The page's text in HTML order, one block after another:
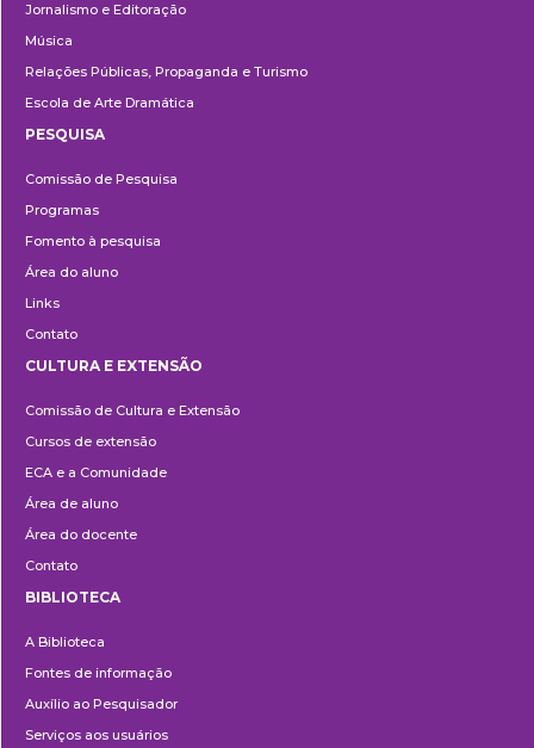
Jornalismo e Editoração
Música
Relações Públicas, Propaganda e Turismo
Escola de Arte Dramática
PESQUISA
Comissão de Pesquisa
Programas
Fomento à pesquisa
Área do aluno
Links
Contato
e
Extensão
CULTURA E EXTENSÃO
Comissão de Cultura e Extensão
Cursos de extensão
ECA e a Comunidade
Área de aluno
Área do docente
Contato
BIBLIOTECA
A Biblioteca
Fontes de informação
Auxílio ao Pesquisador
Serviços aos usuários